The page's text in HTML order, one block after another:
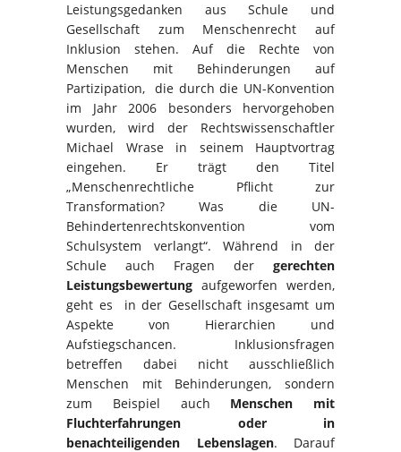
Leistungsgedanken aus Schule und
Gesellschaft zum Menschenrecht auf
Inklusion stehen. Auf die Rechte von
Menschen mit Behinderungen auf
Partizipation, die durch die UN-Konvention
im Jahr 2006 besonders hervorgehoben
wurden, wird der Rechtswissenschaftler
Michael Wrase in seinem Hauptvortrag
eingehen. Er trägt den Titel
„Menschenrechtliche Pflicht zur
Transformation? Was die UN-
Behindertenrechtskonvention vom
Schulsystem verlangt“. Während in der
Schule auch Fragen der gerechten
Leistungsbewertung aufgeworfen werden,
geht es in der Gesellschaft insgesamt um
Aspekte von Hierarchien und
Aufstiegschancen. Inklusionsfragen
betreffen dabei nicht ausschließlich
Menschen mit Behinderungen, sondern
zum Beispiel auch Menschen mit
Fluchterfahrungen oder in
benachteiligenden Lebenslagen. Darauf